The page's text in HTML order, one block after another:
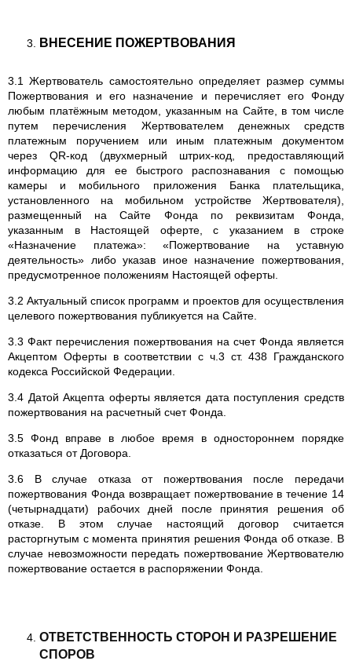
ВНЕСЕНИЕ ПОЖЕРТВОВАНИЯ
3.1 Жертвователь самостоятельно определяет размер суммы
Пожертвования и его назначение и перечисляет его Фонду
любым платёжным методом, указанным на Сайте, в том числе
путем перечисления Жертвователем денежных средств
платежным поручением или иным платежным документом
через QR-код (двухмерный штрих-код, предоставляющий
информацию для ее быстрого распознавания с помощью
камеры и мобильного приложения Банка плательщика,
установленного на мобильном устройстве Жертвователя),
размещенный на Сайте Фонда по реквизитам Фонда,
указанным в Настоящей оферте, с указанием в строке
«Назначение платежа»: «Пожертвование на уставную
деятельность» либо указав иное назначение пожертвования,
предусмотренное положениям Настоящей оферты.
3.2 Актуальный список программ и проектов для осуществления
целевого пожертвования публикуется на Сайте.
3.3 Факт перечисления пожертвования на счет Фонда является
Акцептом Оферты в соответствии с ч.3 ст. 438 Гражданского
кодекса Российской Федерации.
3.4 Датой Акцепта оферты является дата поступления средств
пожертвования на расчетный счет Фонда.
3.5 Фонд вправе в любое время в одностороннем порядке
отказаться от Договора.
3.6 В случае отказа от пожертвования после передачи
пожертвования Фонда возвращает пожертвование в течение 14
(четырнадцати) рабочих дней после принятия решения об
отказе. В этом случае настоящий договор считается
расторгнутым с момента принятия решения Фонда об отказе. В
случае невозможности передать пожертвование Жертвователю
пожертвование остается в распоряжении Фонда.
ОТВЕТСТВЕННОСТЬ СТОРОН И РАЗРЕШЕНИЕ
СПОРОВ